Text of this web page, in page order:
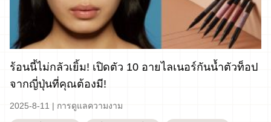
ร้อนนี้ไม่กลัวเยิ้ม! เปิดตัว 10 อายไลเนอร์กันน้ำตัวท็อป
จากญี่ปุ่นที่คุณต้องมี!
2025-8-11 | การดูแลความงาม